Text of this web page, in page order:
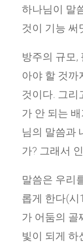
하나님이 말
것이 기능 써
방주의 규모,
아야 할 것까
것이다. 그리
가 안 되는
님의 말씀과
가? 그래서
말씀은 우리
롭게 한다(시
가 어둠의 골
빛이 되게 하